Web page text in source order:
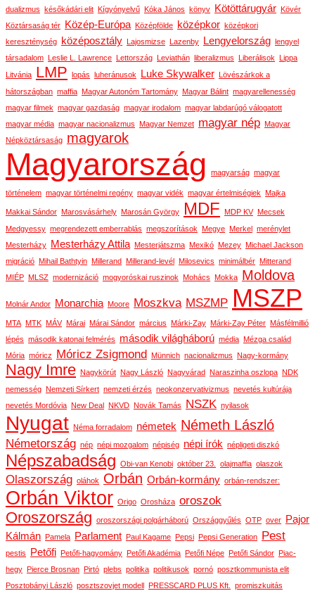
dualizmus későkádári elit Kígyónyelvű Kóka János könyv Kötöttárugyár Kövér
Köztársaság tér
Közép-Európa Középfölde középkor középkori
kereszténység
középosztály Lajosmizse Lazenby Lengyelország lengyel
társadalom Leslie L. Lawrence Lettország Leviathán liberalizmus Liberálisok Lippa
Litvánia LMP lopás luheránusok Luke Skywalker Lövészárkok a
hátországban maffia Magyar Autonóm Tartomány Magyar Bálint magyarellenesség
magyar filmek magyar gazdaság magyar irodalom magyar labdarúgó válogatott
magyar média magyar nacionalizmus Magyar Nemzet magyar nép Magyar
Népköztársaság magyarok
Magyarország magyarság magyar
történelem magyar történelmi regény magyar vidék magyar értelmiségiek Majka
Makkai Sándor Marosvásárhely Marosán György MDF MDP KV Mecsek
Medgyessy megrendezett emberrablás megszorítások Megye Merkel merénylet
Mesterházy
Mesterházy Attila Mesterjátszma Mexikó Mezey Michael Jackson
migráció Mihail Bathtyin Millerand Millerand-levél Milosevics minimálbér Mitterand
MIÉP MLSZ modernizáció mogyoróskai ruszinok Mohács Mokka Moldova
Molnár Andor Monarchia Moore Moszkva MSZMP MSZP
MTA MTK MÁV Márai Márai Sándor március Márki-Zay Márki-Zay Péter Másfélmillió
lépés második katonai felmérés második világháború média Mézga család
Mória móricz Móricz Zsigmond Münnich nacionalizmus Nagy-kormány
Nagy Imre Nagykörút Nagy László Nagyvárad Naraszinha oszlopa NDK
nemesség Nemzeti Sírkert nemzeti érzés neokonzervativizmus nevetés kultúrája
nevetés Mordóvia New Deal NKVD Novák Tamás NSZK nyilasok
Nyugat Néma forradalom németek Németh László
Németország nép népi mozgalom népiség népi írók népligeti diszkó
Népszabadság Obi-van Kenobi október 23. olajmaffia olaszok
Olaszország oláhok Orbán Orbán-kormány orbán-rendszer:
Orbán Viktor Origo Orosháza oroszok
Oroszország oroszországi polgárháború Országgyűlés OTP over
Pajor
Kálmán Pamela Parlament Paul Kagame Pepsi Pepsi Generation Pest
pestis Petőfi Petőfi-hagyomány Petőfi Akadémia Petőfi Népe Petőfi Sándor Piac-
hegy Pierce Brosnan Pirtó plebs politika politikusok pornó posztkommunista elit
Posztobányi László posztszovjet modell PRESSCARD PLUS Kft.
promiszkuitás